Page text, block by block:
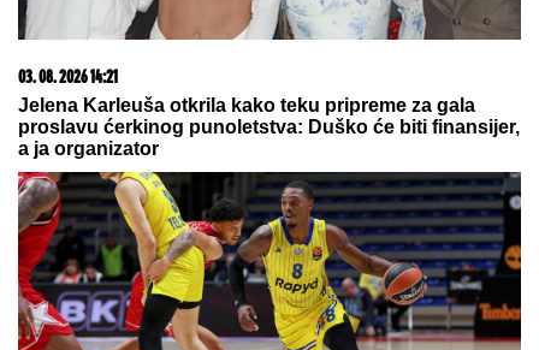
03. 08. 2026 14:21
Jelena Karleuša otkrila kako teku pripreme za gala
proslavu ćerkinog punoletstva: Duško će biti finansijer,
a ja organizator